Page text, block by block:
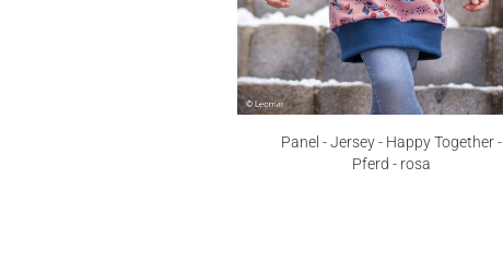
Panel - Jersey - Happy Together -
Pferd - rosa